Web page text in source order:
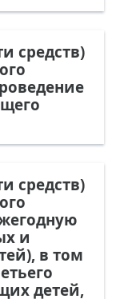
средств)
средств)
и
в том
детей,